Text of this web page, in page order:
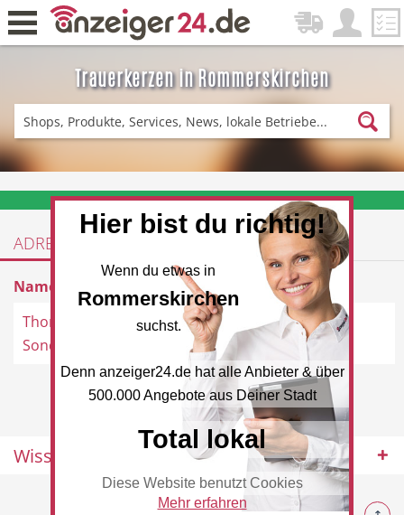
Trauerkerzen in Rommerskirchen
Zurück
Fitness & Sport Einkaufen
DE-News News
Restaurant Hotel
Beauty & Wellness Auto
❤️ Aktuelle Angebote & Prospekte per Newsletter erhalten
ADRESSEN
Name
Adresse
Thomas Philipps
Sonderposten
Venloerstraße 2, 41569
Rommerskirchen
Wissenswertes
© 2026 Rommerskirchen
Hier bist du richtig!
Wenn du etwas in
Rommerskirchen
suchst.
Denn anzeiger24.de hat alle Anbieter & über
500.000 Angebote aus Deiner Stadt
Total lokal
Diese Website benutzt Cookies
Mehr erfahren